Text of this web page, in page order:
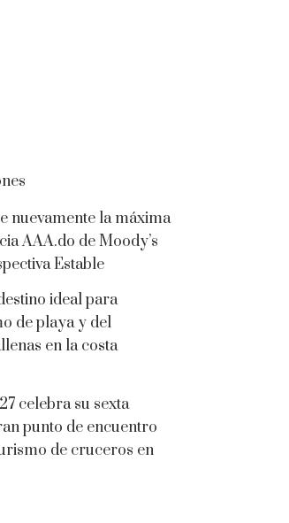
nuevamente la máxima
AAA.do de Moody’s
Estable
ideal para
de playa y del
en la costa
celebra su sexta
punto de encuentro
de cruceros en